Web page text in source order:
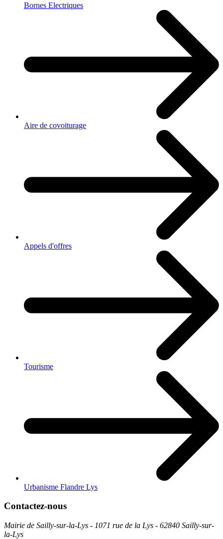
Bornes Electriques
Aire de covoiturage
Appels d'offres
Tourisme
Urbanisme Flandre Lys
Contactez-nous
Mairie de Sailly-sur-la-Lys - 1071 rue de la Lys - 62840 Sailly-sur-
la-Lys